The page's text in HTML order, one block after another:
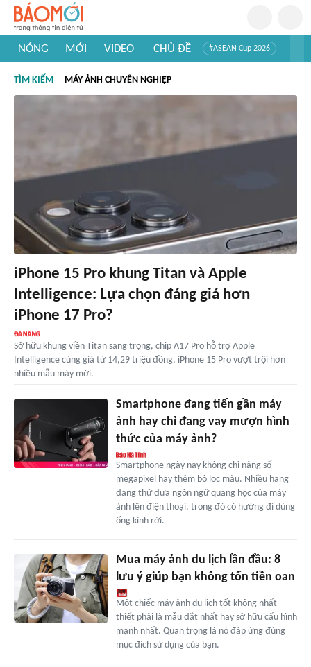
NÓNG MỚI VIDEO CHỦ ĐỀ #ASEAN Cup 2026
#Khám phá thế giới
TÌM KIẾM MÁY ẢNH CHUYÊN NGHIỆP
iPhone 15 Pro khung Titan và Apple
Intelligence: Lựa chọn đáng giá hơn
iPhone 17 Pro?
Sở hữu khung viền Titan sang trọng, chip A17 Pro hỗ trợ Apple
Intelligence cùng giá từ 14,29 triệu đồng, iPhone 15 Pro vượt trội hơn
nhiều mẫu máy mới.
Smartphone đang tiến gần máy
ảnh hay chỉ đang vay mượn hình
thức của máy ảnh?
Smartphone ngày nay không chỉ nâng số
megapixel hay thêm bộ lọc màu. Nhiều hãng
đang thử đưa ngôn ngữ quang học của máy
ảnh lên điện thoại, trong đó có hướng đi dùng
ống kính rời.
Mua máy ảnh du lịch lần đầu: 8
lưu ý giúp bạn không tốn tiền oan
Một chiếc máy ảnh du lịch tốt không nhất
thiết phải là mẫu đắt nhất hay sở hữu cấu hình
mạnh nhất. Quan trọng là nó đáp ứng đúng
mục đích sử dụng của bạn.